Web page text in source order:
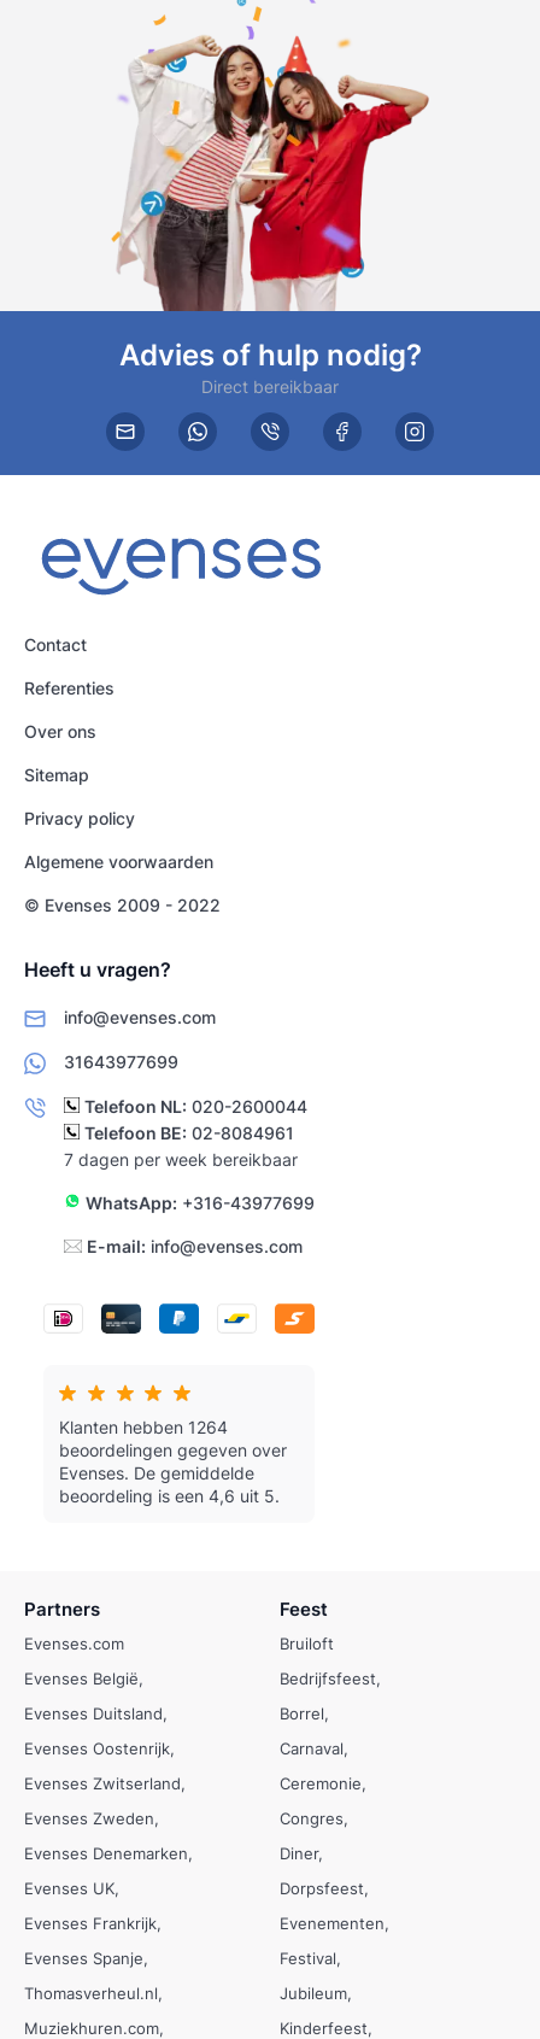
Advies of hulp nodig?
Direct bereikbaar
Contact
Referenties
Over ons
Sitemap
Privacy policy
Algemene voorwaarden
© Evenses 2009 - 2022
Heeft u vragen?
info@evenses.com
31643977699
Telefoon NL: 020-2600044
Telefoon BE: 02-8084961
7 dagen per week bereikbaar
WhatsApp: +316-43977699
E-mail: info@evenses.com
Klanten hebben 1264
beoordelingen gegeven over
Evenses. De gemiddelde
beoordeling is een 4,6 uit 5.
Partners
Evenses.com
Evenses België
Evenses Duitsland
Evenses Oostenrijk
Evenses Zwitserland
Evenses Zweden
Evenses Denemarken
Evenses UK
Evenses Frankrijk
Evenses Spanje
Thomasverheul.nl
Muziekhuren.com
Feest
Bruiloft
Bedrijfsfeest
Borrel
Carnaval
Ceremonie
Congres
Diner
Dorpsfeest
Evenementen
Festival
Jubileum
Kinderfeest